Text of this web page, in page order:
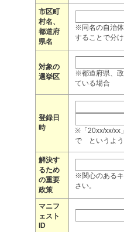
市区町
村名、
都道府
県名
※同名の自治
することで分
対象の
選挙区
※都道府県、
ている場合
登録日
時
※「20xx/xx/
で というよう
解決す
るため
の重要
政策
※関心のある
さい。
マニフ
ェスト
ID